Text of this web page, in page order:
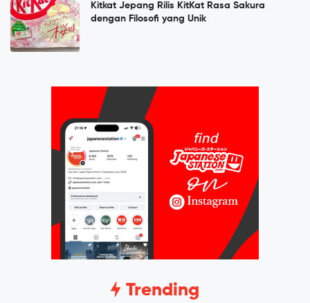
Kitkat Jepang Rilis KitKat Rasa Sakura
dengan Filosofi yang Unik
Trending